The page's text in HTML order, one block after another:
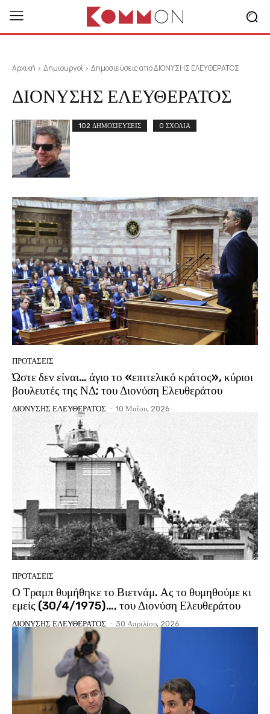
Αρχική Δημιουργοί Δημοσιεύσεις από ΔΙΟΝΥΣΗΣ ΕΛΕΥΘΕΡΑΤΟΣ
ΔΙΟΝΥΣΗΣ ΕΛΕΥΘΕΡΑΤΟΣ
102 ΔΗΜΟΣΙΕΥΣΕΙΣ 0 ΣΧΟΛΙΑ
ΠΡΟΤΑΣΕΙΣ
Ώστε δεν είναι… άγιο το «επιτελικό κράτος», κύριοι
βουλευτές της ΝΔ; του Διονύση Ελευθεράτου
ΔΙΟΝΥΣΗΣ ΕΛΕΥΘΕΡΑΤΟΣ - 10 Μαΐου, 2026
ΠΡΟΤΑΣΕΙΣ
Ο Τραμπ θυμήθηκε το Βιετνάμ. Ας το θυμηθούμε κι
εμείς (30/4/1975)…, του Διονύση Ελευθεράτου
ΔΙΟΝΥΣΗΣ ΕΛΕΥΘΕΡΑΤΟΣ - 30 Απριλίου, 2026